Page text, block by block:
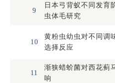
9
日本弓背蚁不同发育
虫体毛研究
10
黄粉虫幼虫对不同调
选择反应
11
渐狭蜡蚧菌对西花蓟
响